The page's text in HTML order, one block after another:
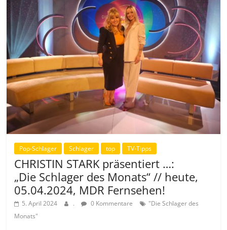
Pop-Schlager Schlager top TV-Tipps
CHRISTIN STARK präsentiert …:
„Die Schlager des Monats“ // heute,
05.04.2024, MDR Fernsehen!
5. April 2024 . 0 Kommentare
"Die Schlager des
Monats"